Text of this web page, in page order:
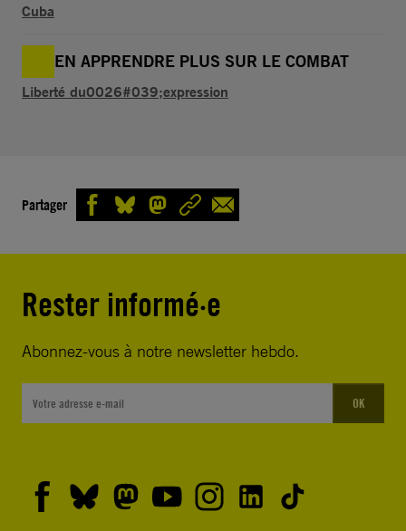
Cuba
EN APPRENDRE PLUS SUR LE COMBAT
Liberté du0026#039;expression
Partager
Rester informé·e
Abonnez-vous à notre newsletter hebdo.
OK